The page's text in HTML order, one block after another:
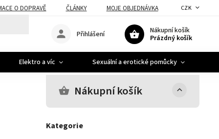
O DOPRAVĚ ČLÁNKY MOJE OBJEDNÁVKA CZK
Nákupní košík
Prázdný košík
Přihlášení
Elektro a víc Sexuální a erotické pomůcky
Nákupní košík
Kategorie